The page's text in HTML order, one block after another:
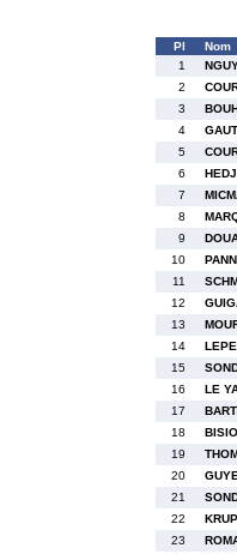
Pl
Nom
1
2
3
4
5
6
7
8
9
10
11
12
13
14
15
16
LE
17
18
19
20
21
22
23